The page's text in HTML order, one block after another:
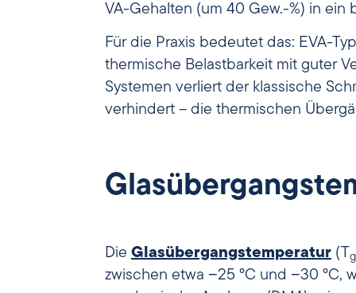
VA-Gehalten (um 40 Gew.-%) in
Für die Praxis bedeutet das: EVA-
thermische Belastbarkeit mit guter
Systemen verliert der klassische
verhindert – die thermischen
Die Glasübergangstemperatur (T g
zwischen etwa −25 °C und −30 °C,